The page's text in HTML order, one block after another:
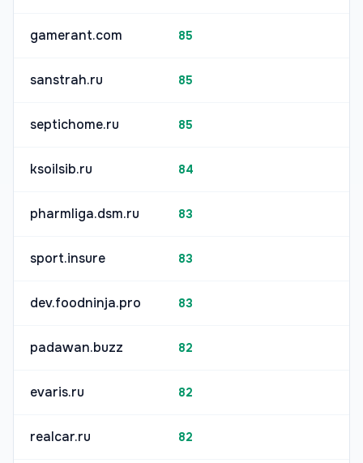
gamerant.com 85
sanstrah.ru 85
septichome.ru 85
ksoilsib.ru 84
pharmliga.dsm.ru 83
sport.insure 83
dev.foodninja.pro 83
padawan.buzz 82
evaris.ru 82
realcar.ru 82